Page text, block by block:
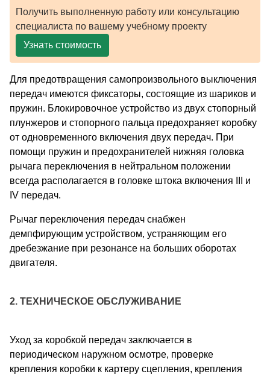
Получить выполненную работу или консультацию
специалиста по вашему учебному проекту
Узнать стоимость
Для предотвращения самопроизвольного выключения
передач имеются фиксаторы, состоящие из шариков и
пружин. Блокировочное устройство из двух стопорный
плунжеров и стопорного пальца предохраняет коробку
от одновременного включения двух передач. При
помощи пружин и предохранителей нижняя головка
рычага переключения в нейтральном положении
всегда располагается в головке штока включения III и
IV передач.
Рычаг переключения передач снабжен
демпфирующим устройством, устраняющим его
дребезжание при резонансе на больших оборотах
двигателя.
2. ТЕХНИЧЕСКОЕ ОБСЛУЖИВАНИЕ
Уход за коробкой передач заключается в
периодическом наружном осмотре, проверке
крепления коробки к картеру сцепления, крепления